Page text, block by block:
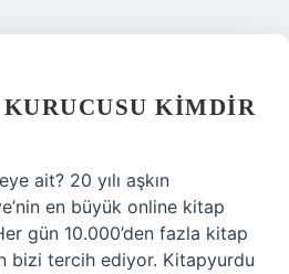
KIMDIR
ait? 20 yılı aşkın
en büyük online kitap
gün 10.000’den fazla kitap
bizi tercih ediyor. Kitapyurdu